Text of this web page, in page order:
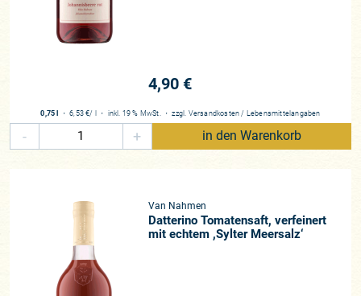
4,90 €
0,75 l ・6,53 €/ l ・ inkl. 19 % MwSt. ・zzgl. Versandkosten / Lebensmittelangaben
- + in den Warenkorb
Van Nahmen
Datterino Tomatensaft, verfeinert
mit echtem ,Sylter Meersalz‘